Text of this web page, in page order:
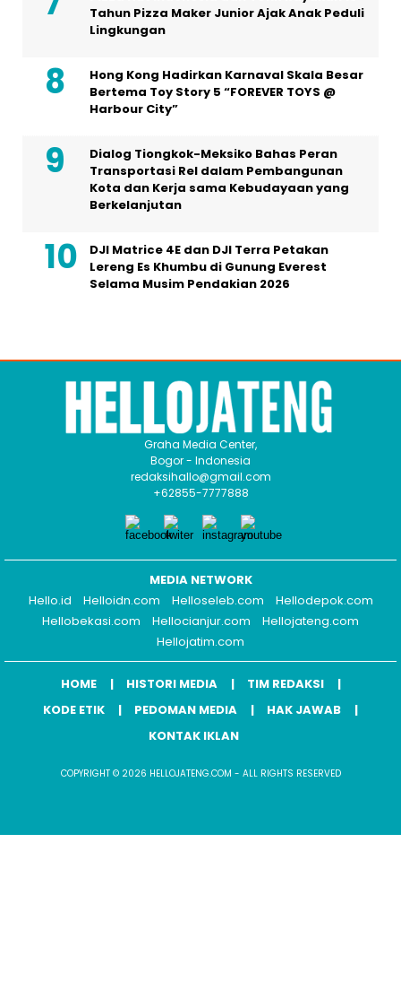
Tahun Pizza Maker Junior Ajak Anak Peduli
Lingkungan
Hong Kong Hadirkan Karnaval Skala Besar
Bertema Toy Story 5 “FOREVER TOYS @
Harbour City”
Dialog Tiongkok-Meksiko Bahas Peran
Transportasi Rel dalam Pembangunan
Kota dan Kerja sama Kebudayaan yang
Berkelanjutan
DJI Matrice 4E dan DJI Terra Petakan
Lereng Es Khumbu di Gunung Everest
Selama Musim Pendakian 2026
Graha Media Center,
Bogor - Indonesia
redaksihallo@gmail.com
+62855-7777888
MEDIA NETWORK
Hello.id
Helloidn.com Helloseleb.com
Hellodepok.com
Hellobekasi.com
Hellocianjur.com
Hellojateng.com
Hellojatim.com
HOME HISTORI MEDIA
TIM REDAKSI
KODE ETIK
PEDOMAN MEDIA
HAK JAWAB
KONTAK IKLAN
COPYRIGHT © 2026 HELLOJATENG.COM - ALL RIGHTS RESERVED